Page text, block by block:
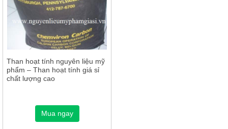
Than hoạt tính nguyên liệu mỹ
phẩm – Than hoạt tính giá sỉ
chất lượng cao
Mua ngay